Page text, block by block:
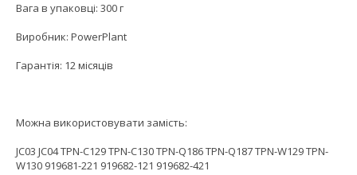
Вага в упаковці: 300 г
Виробник: PowerPlant
Гарантія: 12 місяців
Можна використовувати замість:
JC03 JC04 TPN-C129 TPN-C130 TPN-Q186 TPN-Q187 TPN-W129 TPN-
W130 919681-221 919682-121 919682-421